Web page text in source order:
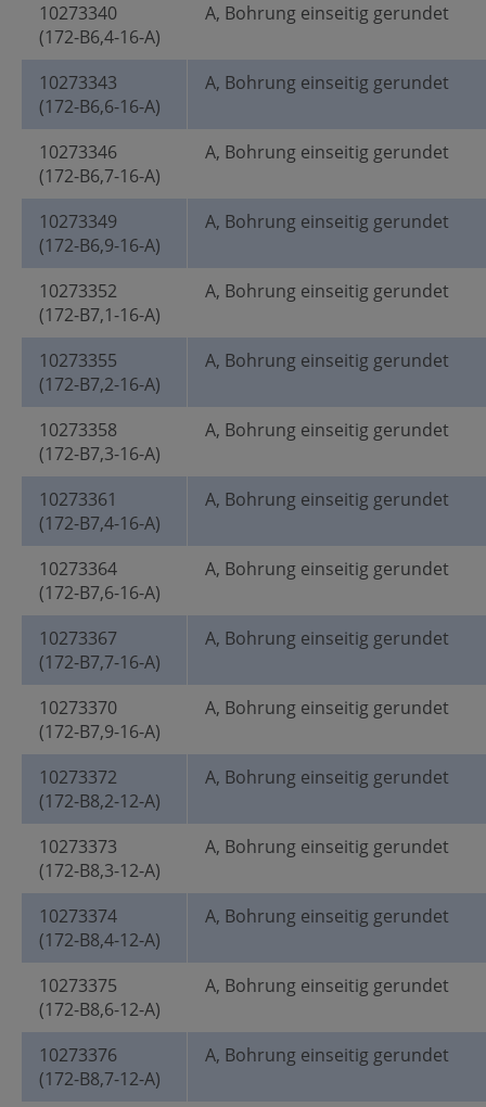
10273340
(172-B6,4-16-A)
A, Bohrung einseitig gerundet
10273343
(172-B6,6-16-A)
A, Bohrung einseitig gerundet
10273346
(172-B6,7-16-A)
A, Bohrung einseitig gerundet
10273349
(172-B6,9-16-A)
A, Bohrung einseitig gerundet
10273352
(172-B7,1-16-A)
A, Bohrung einseitig gerundet
10273355
(172-B7,2-16-A)
A, Bohrung einseitig gerundet
10273358
(172-B7,3-16-A)
A, Bohrung einseitig gerundet
10273361
(172-B7,4-16-A)
A, Bohrung einseitig gerundet
10273364
(172-B7,6-16-A)
A, Bohrung einseitig gerundet
10273367
(172-B7,7-16-A)
A, Bohrung einseitig gerundet
10273370
(172-B7,9-16-A)
A, Bohrung einseitig gerundet
10273372
(172-B8,2-12-A)
A, Bohrung einseitig gerundet
10273373
(172-B8,3-12-A)
A, Bohrung einseitig gerundet
10273374
(172-B8,4-12-A)
A, Bohrung einseitig gerundet
10273375
(172-B8,6-12-A)
A, Bohrung einseitig gerundet
10273376
(172-B8,7-12-A)
A, Bohrung einseitig gerundet